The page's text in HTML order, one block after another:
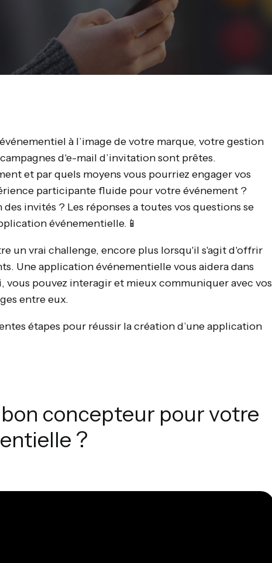
à l’image de votre marque, votre gestion
d'e-mail d’invitation sont prêtes.
et par quels moyens vous pourriez engager vos
participante fluide pour votre événement ?
invités ? Les réponses a toutes vos questions se
événementielle.📱
un vrai challenge, encore plus lorsqu'il s'agit d'offrir
Une application événementielle vous aidera dans
vous pouvez interagir et mieux communiquer avec vos
entre eux.
étapes pour réussir la création d’une application
concepteur pour votre
?